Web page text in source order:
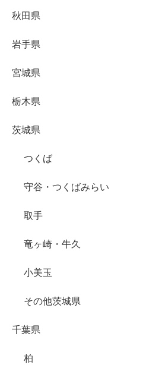
秋田県
岩手県
宮城県
栃木県
茨城県
つくば
守谷・つくばみらい
取手
竜ヶ崎・牛久
小美玉
その他茨城県
千葉県
柏